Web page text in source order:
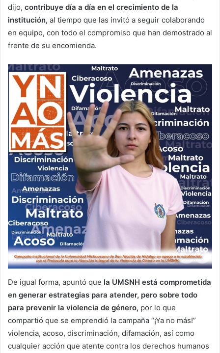
dijo, contribuye día a día en el crecimiento de la
institución, al tiempo que las invitó a seguir colaborando
en equipo, con todo el compromiso que han demostrado al
frente de su encomienda.
De igual forma, apuntó que la UMSNH está comprometida
en generar estrategias para atender, pero sobre todo
para prevenir la violencia de género, por lo que
compartió que se emprendió la campaña “¡Ya no más!”
violencia, acoso, discriminación, difamación, así como
cualquier acción que atente contra los derechos humanos